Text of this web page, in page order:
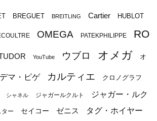
BREGUET BREITLING Cartier HUBLOT
OMEGA PATEKPHILIPPE
RO
YouTube ウブロ オメガ オ
マ・ピゲ カルティエ クロノグラフ
シャネル ジャガールクルト
ジャガー・ルク
ター セイコー ゼニス タグ・ホイヤー